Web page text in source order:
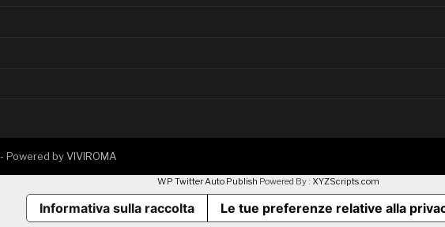
- Powered byVIVIROMA
WP Twitter Auto Publish Powered By : XYZScripts.com
Informativa sulla raccolta Le tue preferenze relative alla